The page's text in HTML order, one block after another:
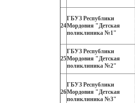
24
ГБУЗ Республики
Мордовия "Детская
поликлиника №1"
25
ГБУЗ Республики
Мордовия "Детская
поликлиника №2"
26
ГБУЗ Республики
Мордовия "Детская
поликлиника №3"